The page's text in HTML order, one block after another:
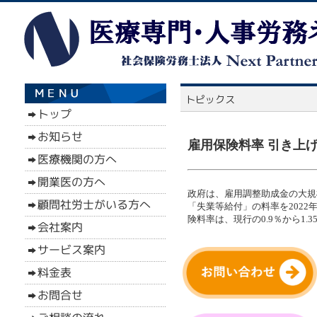
雇用保険料率 引き上
政府は、雇用調整助成金の大
「失業等給付」の料率を2022
険料率は、現行の0.9％から